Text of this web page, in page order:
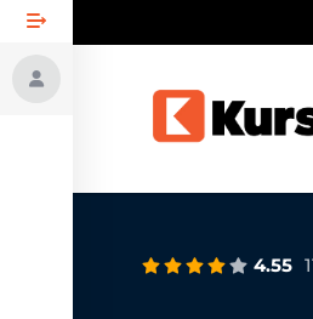
4.55